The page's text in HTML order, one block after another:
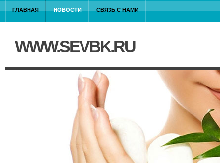
ГЛАВНАЯ НОВОСТИ СВЯЗЬ С НАМИ
WWW.SEVBK.RU